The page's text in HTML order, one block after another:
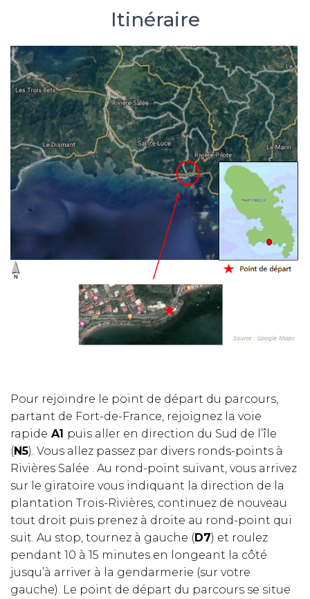
Itinéraire
Pour rejoindre le point de départ du parcours,
partant de Fort-de-France, rejoignez la voie
rapide A1 puis aller en direction du Sud de l’île
(N5). Vous allez passez par divers ronds-points à
Rivières Salée . Au rond-point suivant, vous arrivez
sur le giratoire vous indiquant la direction de la
plantation Trois-Rivières, continuez de nouveau
tout droit puis prenez à droite au rond-point qui
suit. Au stop, tournez à gauche (D7) et roulez
pendant 10 à 15 minutes en longeant la côté
jusqu’à arriver à la gendarmerie (sur votre
gauche). Le point de départ du parcours se situe